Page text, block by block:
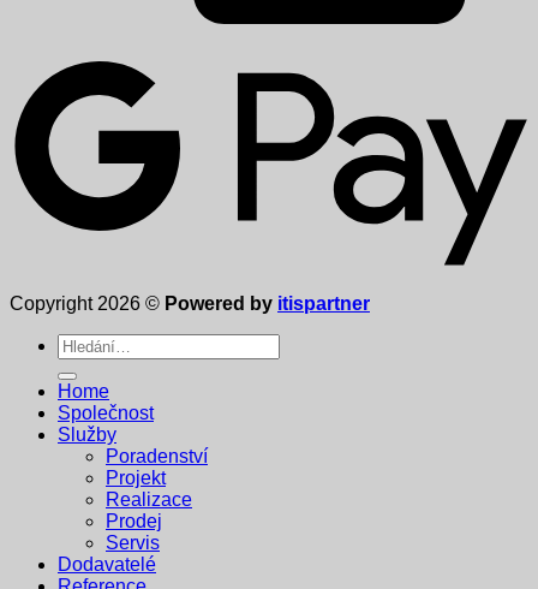
Copyright 2026 © Powered by itispartner
Hledat:
Home
Společnost
Služby
Poradenství
Projekt
Realizace
Prodej
Servis
Dodavatelé